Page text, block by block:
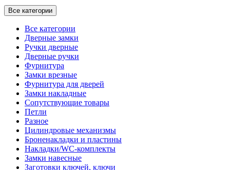
Все категории
Все категории
Дверные замки
Ручки дверные
Дверные ручки
Фурнитура
Замки врезные
Фурнитура для дверей
Замки накладные
Сопутствующие товары
Петли
Разное
Цилиндровые механизмы
Броненакладки и пластины
Накладки/WC-комплекты
Замки навесные
Заготовки ключей, ключи